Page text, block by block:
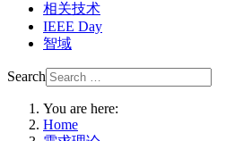
相关技术
IEEE Day
智域
Search
You are here:
Home